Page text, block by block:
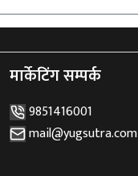
मार्केटिंग सम्पर्क
9851416001
mail@yugsutra.com